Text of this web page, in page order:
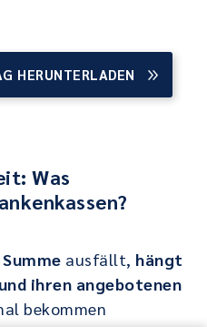
HERUNTERLADEN
Was
Summe ausfällt, hängt
ihren angebotenen
bekommen